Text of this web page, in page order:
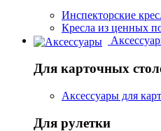
Инспекторские
Кресла из ценных
Для карточных
Аксессуары для
Для рулетки